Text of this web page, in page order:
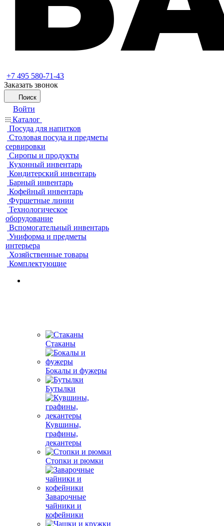
+7 495 580-71-43
Заказать звонок
Поиск
Войти
Каталог
Посуда для напитков
Столовая посуда и предметы
сервировки
Сиропы и продукты
Кухонный инвентарь
Кондитерский инвентарь
Барный инвентарь
Кофейный инвентарь
Фуршетные линии
Технологическое
оборудование
Вспомогательный инвентарь
Униформа и предметы
интерьера
Хозяйственные товары
Комплектующие
Стаканы
Бокалы и фужеры
Бутылки
Кувшины,
графины,
декантеры
Стопки и рюмки
Заварочные
чайники и
кофейники